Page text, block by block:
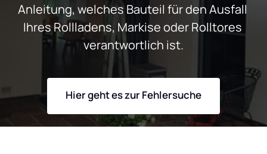
Anleitung, welches Bauteil für den Ausfall
Ihres Rollladens, Markise oder Rolltores
verantwortlich ist.
Hier geht es zur Fehlersuche